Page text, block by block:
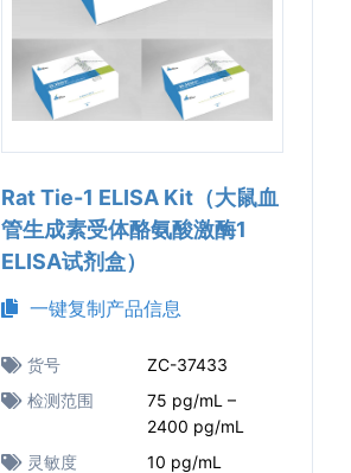
Rat Tie-1 ELISA Kit（大鼠血
管生成素受体酪氨酸激酶1
ELISA试剂盒）
一键复制产品信息
货号
ZC-37433
检测范围
75 pg/mL –
2400 pg/mL
灵敏度
10 pg/mL